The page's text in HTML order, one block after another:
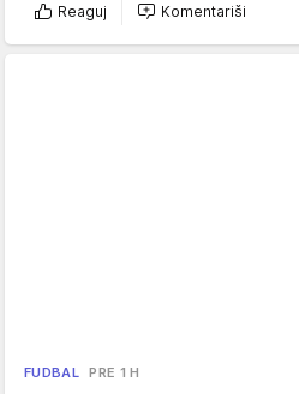
Reaguj Komentariši
FUDBAL PRE 1 H